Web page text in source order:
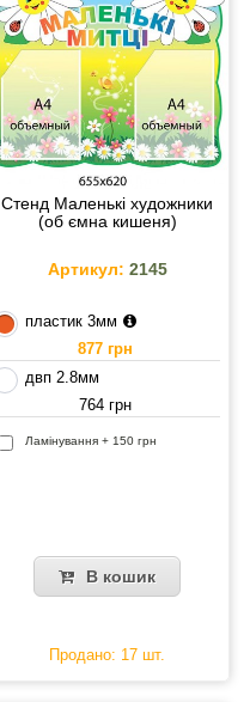
Стенд Маленькі художники
(об ємна кишеня)
Артикул: 2145
пластик 3мм
877 грн
двп 2.8мм
764 грн
Ламінування + 150 грн
В кошик
Продано: 17 шт.